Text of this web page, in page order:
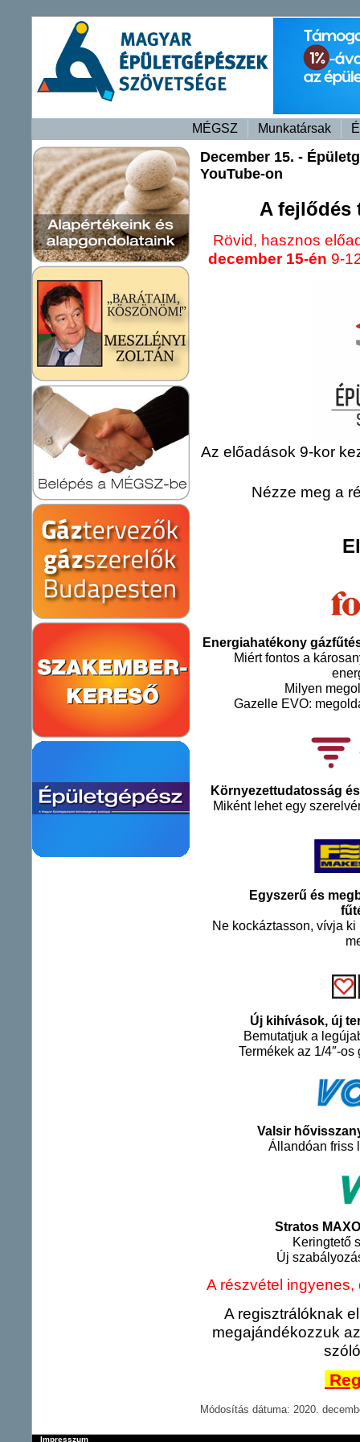
MÉGSZ Munkatársak
December 15. -
YouTube-on
A fejlődés
Rövid, hasznos
december 15-én 9-
Az előadások 9-kor
Nézze meg a
Energiahatékony
Miért fontos a
Milyen
Gazelle EVO:
Környezettudatosság
Miként lehet egy
Egyszerű és
Ne kockáztasson, vívja
Új kihívások, új
Bemutatjuk a
Termékek az 1/4″-
Valsir
Állandóan friss
Stratos
Keringtető
Új
A részvétel
A regisztrálóknak
megajándékozzuk
Módosítás dátuma: 2020.
Impresszum